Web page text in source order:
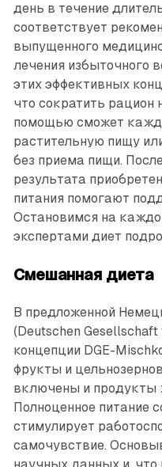
день в течение
соответствует
выпущенного
лечения избыточного
этих эффективных
что сократить рацион
помощью сможет
растительную пищу
без приема пищи.
результата
питания помогают
Остановимся на
экспертами диет
Смешанная диета
В предложенной
(Deutschen Gesellschaft
концепции DGE-
фрукты и
включены и продукты
Полноценное питание
стимулирует
самочувствие.